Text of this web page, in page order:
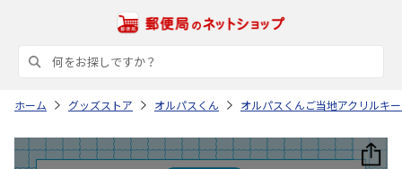
ホーム グッズストア オルパスくん オルパスくんご当地アクリルキ